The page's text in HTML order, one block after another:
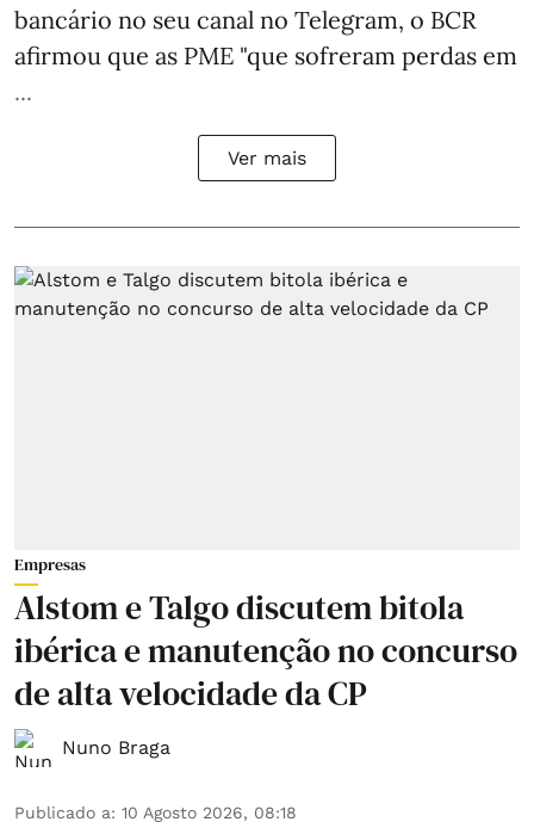
bancário no seu canal no Telegram, o BCR
afirmou que as PME "que sofreram perdas em
...
Ver mais
Empresas
Alstom e Talgo discutem bitola
ibérica e manutenção no concurso
de alta velocidade da CP
Nuno Braga
Publicado a: 10 Agosto 2026, 08:18